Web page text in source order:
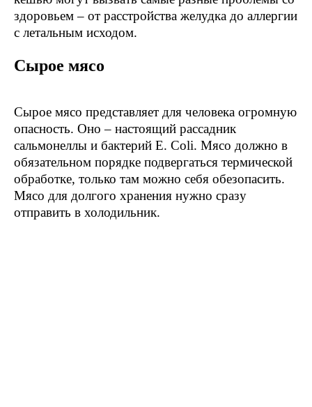
здоровьем – от расстройства желудка до аллергии
с летальным исходом.
Сырое мясо
Сырое мясо представляет для человека огромную
опасность. Оно – настоящий рассадник
сальмонеллы и бактерий E. Coli. Мясо должно в
обязательном порядке подвергаться термической
обработке, только там можно себя обезопасить.
Мясо для долгого хранения нужно сразу
отправить в холодильник.